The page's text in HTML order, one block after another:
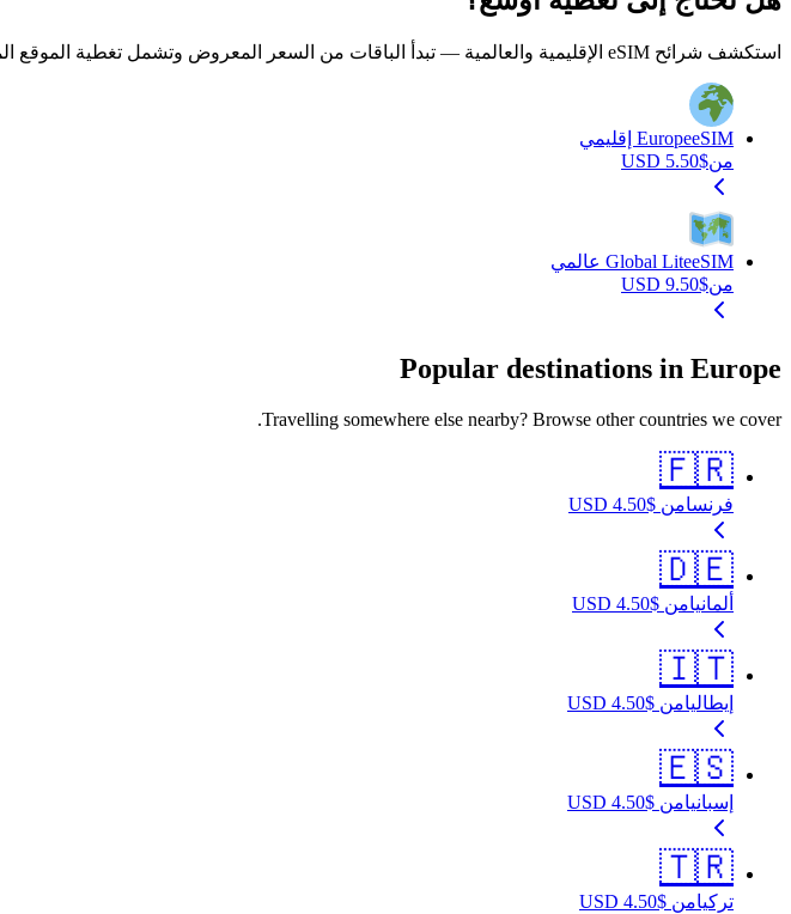
استكشف شرائح eSIM الإقليمية والعالمية — تبدأ الباقات من السعر المعروض وتشمل تغطية الموقع المختار.
EuropeeSIM إقليمي
من$
5.50
USD
Global LiteeSIM عالمي
من$
9.50
USD
Popular destinations in Europe
Travelling somewhere else nearby? Browse other countries we cover.
🇫🇷
فرنسامن $
4.50
🇩🇪
ألمانيامن $
4.50
🇮🇹
إيطاليامن $
4.50
🇪🇸
إسبانيامن $
4.50
🇹🇷
تركيامن $
4.50